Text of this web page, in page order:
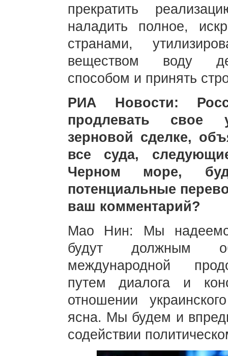
прекратить
наладить полное,
странами,
веществом воду
способом и принять
РИА Новости:
продлевать свое
зерновой сделке,
все суда,
Черном море,
потенциальные
ваш комментарий?
Мао Нин: Мы
будут должным
международной
путем диалога и
отношении
ясна. Мы будем и
содействии